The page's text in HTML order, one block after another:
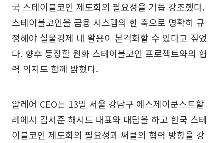
국 스테이블코인 제도화의 필요성을 거듭 강조했다.
스테이블코인을 금융 시스템의 한 축으로 명확히 규
정해야 실물경제 내 활용이 본격화할 수 있다고 짚었
다. 향후 등장할 원화 스테이블코인 프로젝트와의 협
력 의지도 함께 밝혔다.
알레어 CEO는 13일 서울 강남구 에스제이쿤스트할
레에서 김서준 해시드 대표와 대담을 하고 한국 스테
이블코인 제도화의 필요성과 써클의 협력 방향을 강